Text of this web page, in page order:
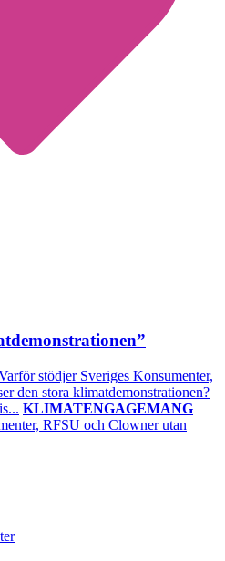
stödjer Sveriges Konsumenter,
den stora klimatdemonstrationen?
KLIMATENGAGEMANG
RFSU och Clowner utan